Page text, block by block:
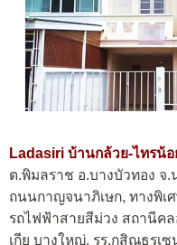
Ladasiri บ้านกล้วย-ไทรน้อ
ต.พิมลราช อ.บางบัวทอง จ
ถนนกาญจนาภิเษก, ทางพิเ
รถไฟฟ้าสายสีม่วง สถานีคล
เกีย บางใหญ่, รร.กสิณธรเ